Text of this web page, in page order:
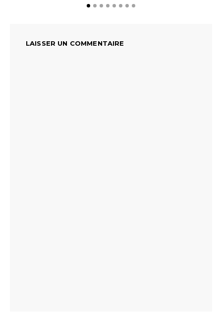
LAISSER UN COMMENTAIRE